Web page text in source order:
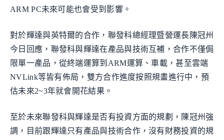
ARM PC未來可能也會受到影響。
對於輝達與英特爾的合作，聯發科總經理暨營運長陳冠州
今日回應，聯發科與輝達在產品與技術互補，合作不僅侷
限單一產品，從終端運算到ARM運算、車載，甚至雲端
NVLink等皆有佈局，雙方合作進度按照規畫進行中，預
估未來2~3年就會開花結果。
至於未來聯發科與輝達是否有投資方面的規劃，陳冠州強
調，目前跟輝達只有產品與技術合作，沒有財務投資的規